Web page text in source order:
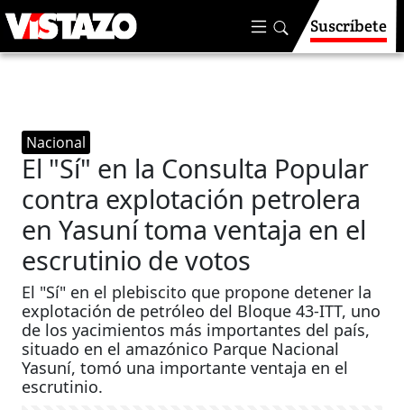
Suscríbete
Nacional
El "Sí" en la Consulta Popular
contra explotación petrolera
en Yasuní toma ventaja en el
escrutinio de votos
El "Sí" en el plebiscito que propone detener la
explotación de petróleo del Bloque 43-ITT, uno
de los yacimientos más importantes del país,
situado en el amazónico Parque Nacional
Yasuní, tomó una importante ventaja en el
escrutinio.